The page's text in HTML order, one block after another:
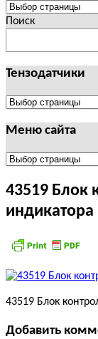
ЗИП
НА
И
ТЕРМИНАЛЫ
МАССА-
Поиск
Тензодатчики
Тензодатчики
Меню сайта
Меню
43519 Блок
43519 Блок
Добавить